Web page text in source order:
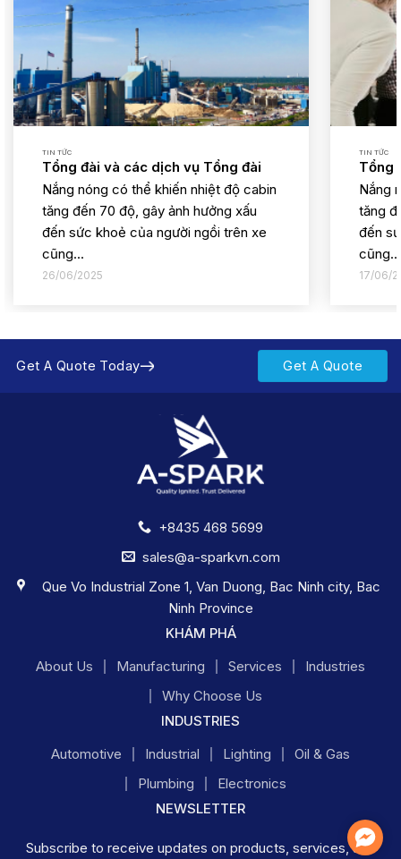
TIN TỨC
Tổng đài và các dịch vụ Tổng đài
26/06/2025
Nắng nóng có thể khiến nhiệt độ cabin
tăng đến 70 độ, gây ảnh hưởng xấu
đến sức khoẻ của người ngồi trên xe
cũng...
TIN TỨC
Tổng
17/06/
Nắng
tăng
đến
cũng...
Get A Quote Today Get A Quote
+8435 468 5699
sales@a-sparkvn.com
Que Vo Industrial Zone 1, Van Duong, Bac Ninh city, Bac
Ninh Province
KHÁM PHÁ
About Us
Manufacturing Services
Industries
Why Choose Us
INDUSTRIES
Automotive
Industrial Lighting
Oil & Gas
Plumbing
Electronics
NEWSLETTER
Subscribe to receive updates on products, services, and